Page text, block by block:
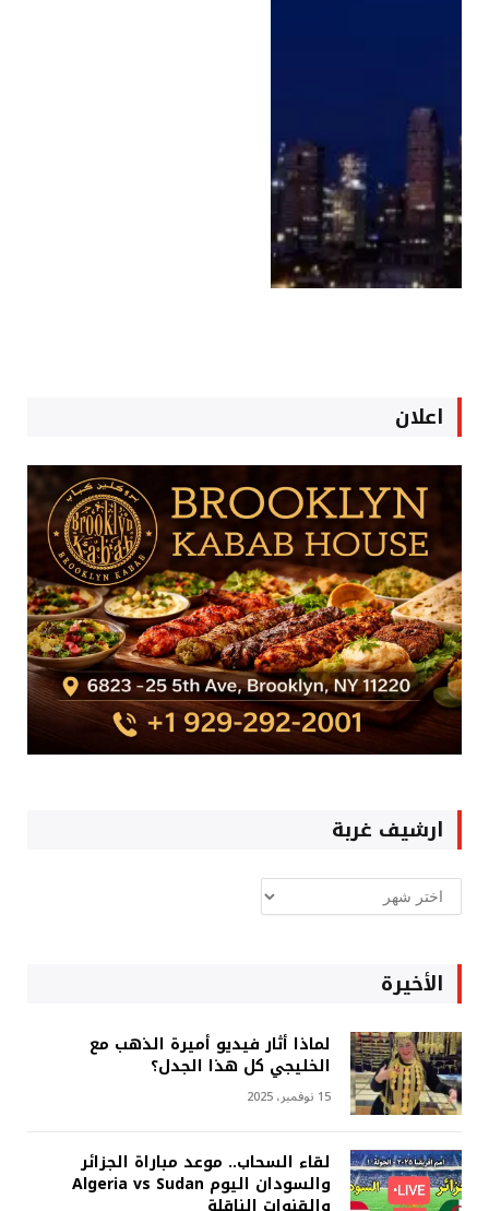
اعلان
ارشيف غربة
ارشيف
غربة
الأخيرة
لماذا أثار فيديو أميرة الذهب مع
الخليجي كل هذا الجدل؟
15 نوفمبر، 2025
لقاء السحاب.. موعد مباراة الجزائر
والسودان اليوم Algeria vs Sudan